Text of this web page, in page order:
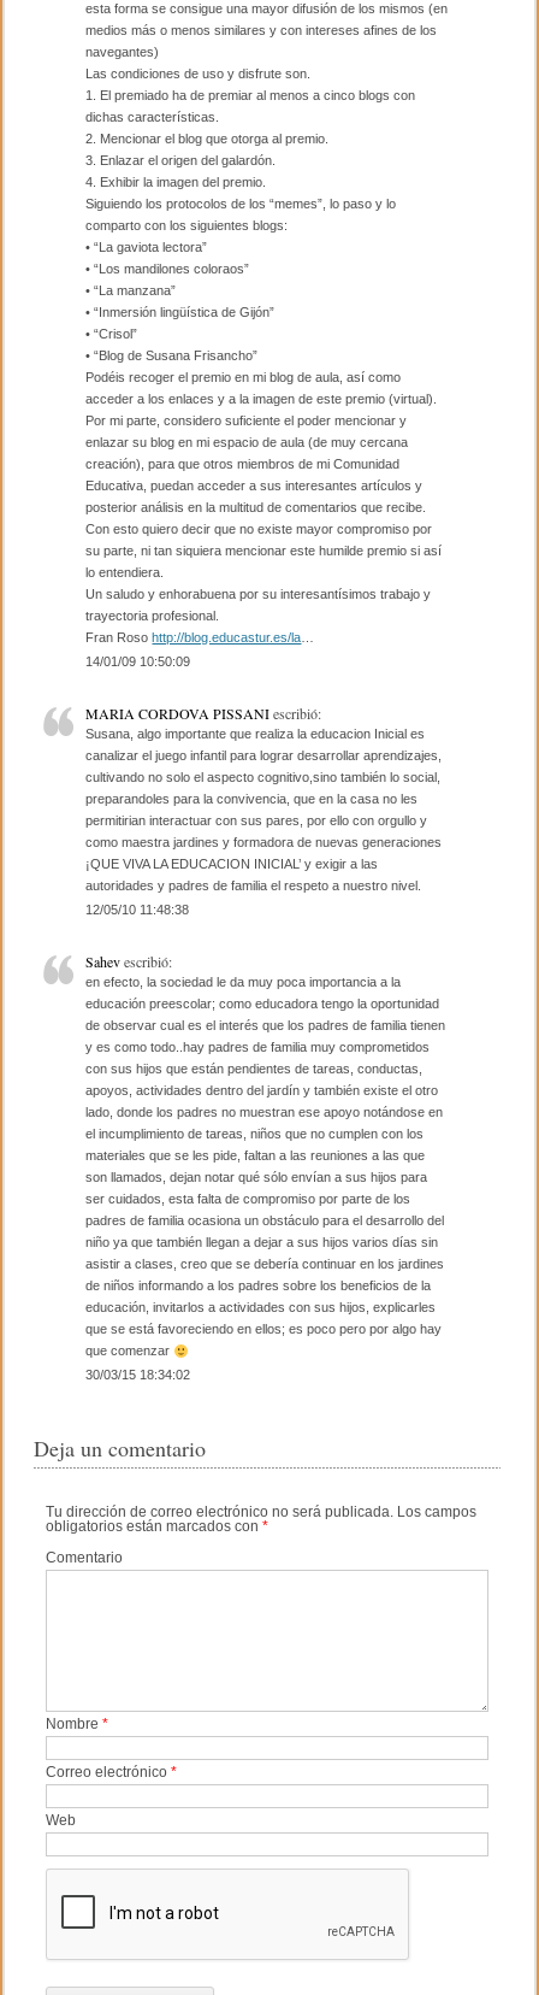
esta forma se consigue una mayor difusión de los mismos (en
medios más o menos similares y con intereses afines de los
navegantes)
Las condiciones de uso y disfrute son.
1. El premiado ha de premiar al menos a cinco blogs con
dichas características.
2. Mencionar el blog que otorga al premio.
3. Enlazar el origen del galardón.
4. Exhibir la imagen del premio.
Siguiendo los protocolos de los “memes”, lo paso y lo
comparto con los siguientes blogs:
• “La gaviota lectora”
• “Los mandilones coloraos”
• “La manzana”
• “Inmersión lingüística de Gijón”
• “Crisol”
• “Blog de Susana Frisancho”
Podéis recoger el premio en mi blog de aula, así como
acceder a los enlaces y a la imagen de este premio (virtual).
Por mi parte, considero suficiente el poder mencionar y
enlazar su blog en mi espacio de aula (de muy cercana
creación), para que otros miembros de mi Comunidad
Educativa, puedan acceder a sus interesantes artículos y
posterior análisis en la multitud de comentarios que recibe.
Con esto quiero decir que no existe mayor compromiso por
su parte, ni tan siquiera mencionar este humilde premio si así
lo entendiera.
Un saludo y enhorabuena por su interesantísimos trabajo y
trayectoria profesional.
Fran Roso http://blog.educastur.es/la…
14/01/09 10:50:09
MARIA CORDOVA PISSANIescribió:
Susana, algo importante que realiza la educacion Inicial es
canalizar el juego infantil para lograr desarrollar aprendizajes,
cultivando no solo el aspecto cognitivo,sino también lo social,
preparandoles para la convivencia, que en la casa no les
permitirian interactuar con sus pares, por ello con orgullo y
como maestra jardines y formadora de nuevas generaciones
¡QUE VIVA LA EDUCACION INICIAL’ y exigir a las
autoridades y padres de familia el respeto a nuestro nivel.
12/05/10 11:48:38
Sahevescribió:
en efecto, la sociedad le da muy poca importancia a la
educación preescolar; como educadora tengo la oportunidad
de observar cual es el interés que los padres de familia tienen
y es como todo..hay padres de familia muy comprometidos
con sus hijos que están pendientes de tareas, conductas,
apoyos, actividades dentro del jardín y también existe el otro
lado, donde los padres no muestran ese apoyo notándose en
el incumplimiento de tareas, niños que no cumplen con los
materiales que se les pide, faltan a las reuniones a las que
son llamados, dejan notar qué sólo envían a sus hijos para
ser cuidados, esta falta de compromiso por parte de los
padres de familia ocasiona un obstáculo para el desarrollo del
niño ya que también llegan a dejar a sus hijos varios días sin
asistir a clases, creo que se debería continuar en los jardines
de niños informando a los padres sobre los beneficios de la
educación, invitarlos a actividades con sus hijos, explicarles
que se está favoreciendo en ellos; es poco pero por algo hay
que comenzar
30/03/15 18:34:02
Deja un comentario
Tu dirección de correo electrónico no será publicada. Los campos
obligatorios están marcados con*
Comentario
Nombre*
Correo electrónico*
Web